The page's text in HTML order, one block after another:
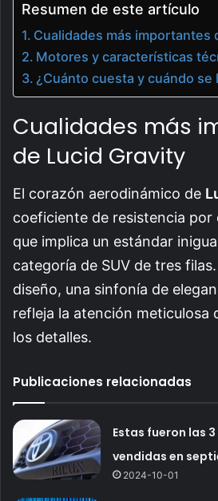
Resumen de este artículo
Cualidades más importantes
Motores y características
¿Cuánto cuesta y cuándo se
Cualidades más
de Lucid Gravity
El corazón aerodinámico de
coeficiente de resistencia por
que implica un estándar
categoría de SUV de tres
diseño, una sinfonía de
refleja la atención meticulosa
los detalles.
Publicaciones relacionadas
Estas fueron las
vendidas en
2024-10-01